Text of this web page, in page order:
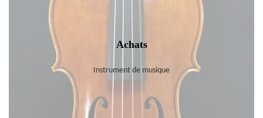
Achats
Instrument de musique